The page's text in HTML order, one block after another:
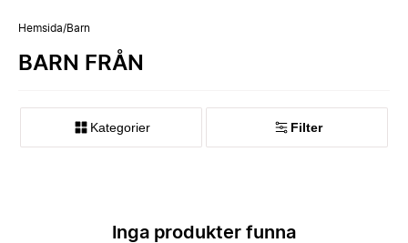
Hemsida/Barn
BARN FRÅN
Kategorier Filter
Inga produkter funna